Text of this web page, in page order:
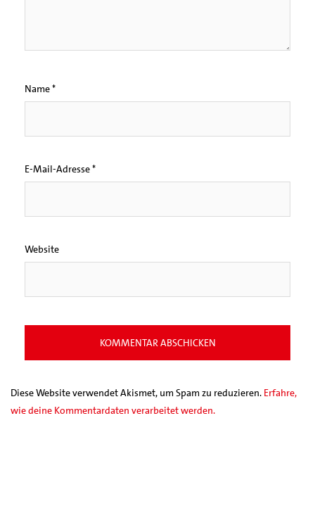
Name*
E-Mail-Adresse*
Website
Diese Website verwendet Akismet, um Spam zu reduzieren. Erfahre,
wie deine Kommentardaten verarbeitet werden.